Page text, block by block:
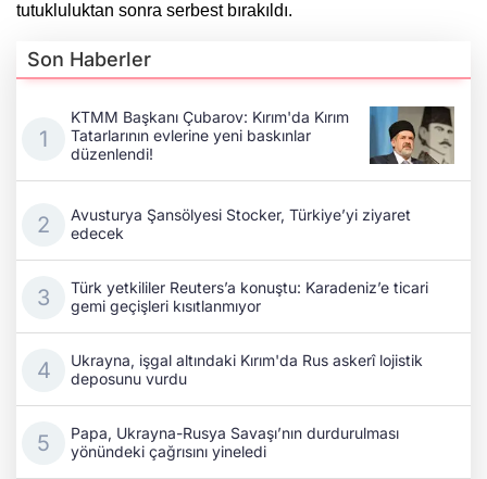
tutukluluktan sonra serbest bırakıldı.
Son Haberler
KTMM Başkanı Çubarov: Kırım'da Kırım
Tatarlarının evlerine yeni baskınlar
düzenlendi!
Avusturya Şansölyesi Stocker, Türkiye’yi ziyaret
edecek
Türk yetkililer Reuters’a konuştu: Karadeniz’e ticari
gemi geçişleri kısıtlanmıyor
Ukrayna, işgal altındaki Kırım'da Rus askerî lojistik
deposunu vurdu
Papa, Ukrayna-Rusya Savaşı’nın durdurulması
yönündeki çağrısını yineledi